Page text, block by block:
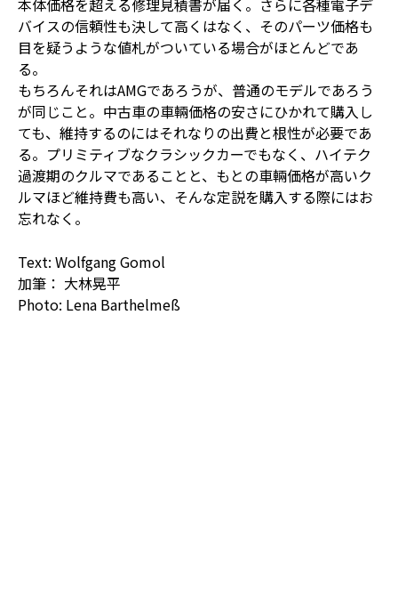
バイスの信頼性も決して高くはなく、そのパーツ価格も
目を疑うような値札がついている場合がほとんどであ
る。
もちろんそれはAMGであろうが、普通のモデルであろう
が同じこと。中古車の車輛価格の安さにひかれて購入し
ても、維持するのにはそれなりの出費と根性が必要であ
る。プリミティブなクラシックカーでもなく、ハイテク
過渡期のクルマであることと、もとの車輛価格が高いク
ルマほど維持費も高い、そんな定説を購入する際にはお
忘れなく。
Text: Wolfgang Gomol
加筆： 大林晃平
Photo: Lena Barthelmeß